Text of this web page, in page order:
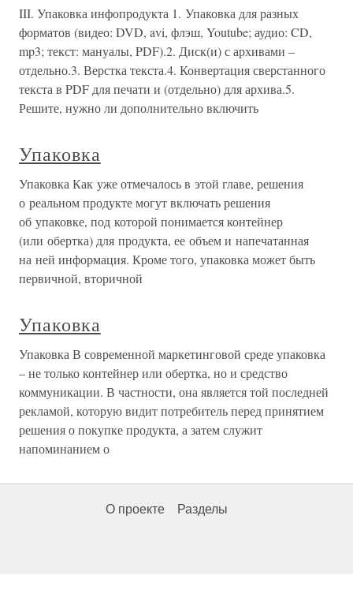
III. Упаковка инфопродукта 1. Упаковка для разных
форматов (видео: DVD, avi, флэш, Youtube; аудио: CD,
mp3; текст: мануалы, PDF).2. Диск(и) с архивами –
отдельно.3. Верстка текста.4. Конвертация сверстанного
текста в PDF для печати и (отдельно) для архива.5.
Решите, нужно ли дополнительно включить
Упаковка
Упаковка Как уже отмечалось в этой главе, решения
о реальном продукте могут включать решения
об упаковке, под которой понимается контейнер
(или обертка) для продукта, ее объем и напечатанная
на ней информация. Кроме того, упаковка может быть
первичной, вторичной
Упаковка
Упаковка В современной маркетинговой среде упаковка
– не только контейнер или обертка, но и средство
коммуникации. В частности, она является той последней
рекламой, которую видит потребитель перед принятием
решения о покупке продукта, а затем служит
напоминанием о
О проекте Разделы